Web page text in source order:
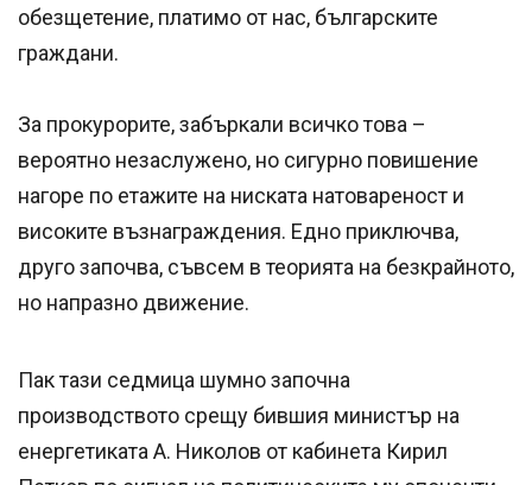
обезщетение, платимо от нас, българските
граждани.
За прокурорите, забъркали всичко това –
вероятно незаслужено, но сигурно повишение
нагоре по етажите на ниската натовареност и
високите възнаграждения. Едно приключва,
друго започва, съвсем в теорията на безкрайното,
но напразно движение.
Пак тази седмица шумно започна
производството срещу бившия министър на
енергетиката А. Николов от кабинета Кирил